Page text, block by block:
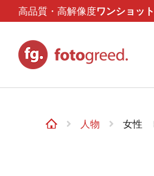
高品質・高解像度ワンショッ
人物 女性